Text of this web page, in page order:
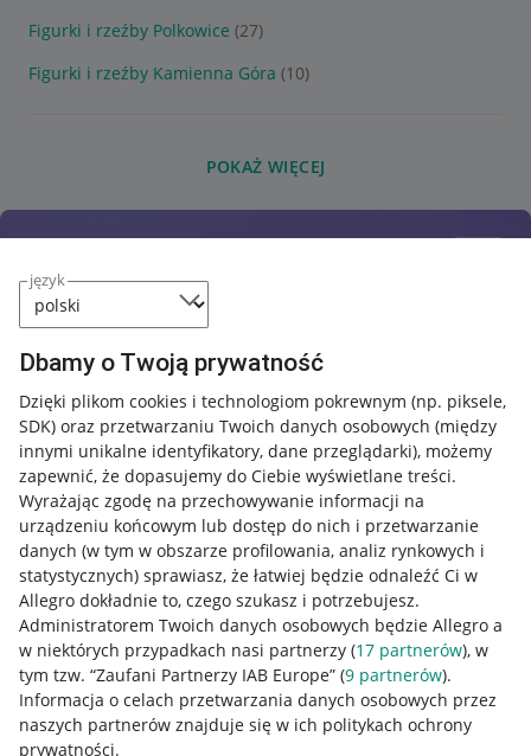
język
Dbamy o Twoją prywatność
Dzięki plikom cookies i technologiom pokrewnym (np. piksele,
SDK) oraz przetwarzaniu Twoich danych osobowych (między
innymi unikalne identyfikatory, dane przeglądarki), możemy
zapewnić, że dopasujemy do Ciebie wyświetlane treści.
Wyrażając zgodę na przechowywanie informacji na
urządzeniu końcowym lub dostęp do nich i przetwarzanie
danych (w tym w obszarze profilowania, analiz rynkowych i
statystycznych) sprawiasz, że łatwiej będzie odnaleźć Ci w
Allegro dokładnie to, czego szukasz i potrzebujesz.
Administratorem Twoich danych osobowych będzie Allegro a
w niektórych przypadkach nasi partnerzy (17 partnerów), w
tym tzw. “Zaufani Partnerzy IAB Europe” (9 partnerów).
Informacja o celach przetwarzania danych osobowych przez
naszych partnerów znajduje się w ich politykach ochrony
prywatności.
Figurki i rzeźby Polkowice (27)
Figurki i rzeźby Kamienna Góra (10)
POKAŻ WIĘCEJ
Przydatne informacje